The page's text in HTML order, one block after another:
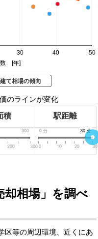
30 40 50
数 [年]
て相場の傾向
のラインが変化
積 駅距離
300
200 300
0 分 30 分
30 分
0 10 20 30
却相場」を調べ
区等の周辺環境、近くにあ